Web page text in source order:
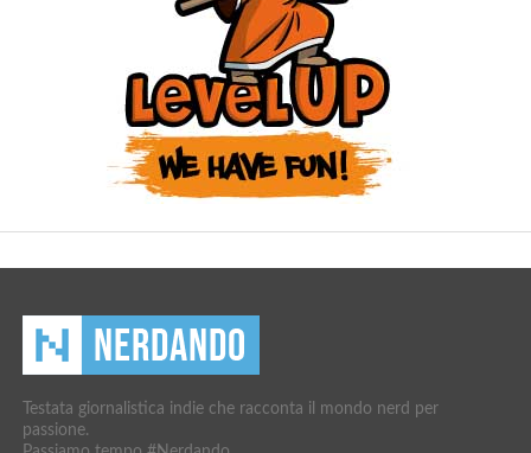
Testata giornalistica indie che racconta il mondo nerd per
passione.